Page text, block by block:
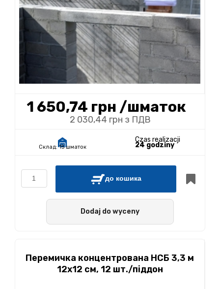
1 650,74 грн /шматок
2 030,44 грн з ПДВ
Склад: 15 шматок
Czas realizacji
24 godziny
до кошика
Dodaj do wyceny
Перемичка концентрована НСБ 3,3 м
12х12 см, 12 шт./піддон